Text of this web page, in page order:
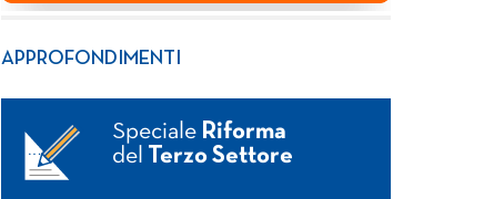
APPROFONDIMENTI
Speciale Riforma
del
Terzo Settore